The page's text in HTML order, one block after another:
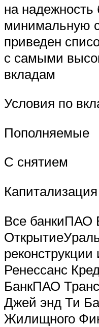
на надежность
минимальную
приведен
с самыми
вкладам
Условия по
Пополняемые
С снятием
Капитализация
Все банкиПАО
Ренессанс
БанкПАО
Джей энд Ти
Жилищного